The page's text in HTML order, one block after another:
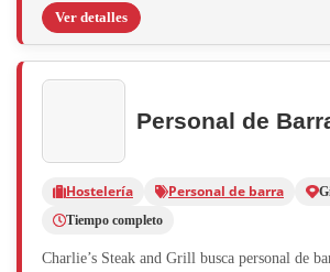
Ver detalles
Personal de
Hostelería Personal de barra
Tiempo completo
Charlie’s Steak and Grill busca personal de